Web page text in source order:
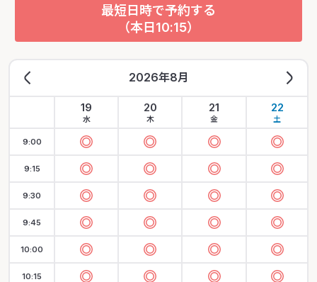
最短日時で予約する
（本日10:15）
2026年8月
19
水
20
木
21
金
22
土
9:00
9:15
9:30
9:45
10:00
10:15